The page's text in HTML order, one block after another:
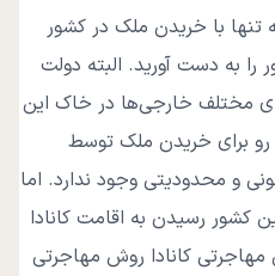
تنها با خریدن ملک در کشور
را به دست آورید. البته دولت
مختلف خارجی‌ها در خاک این
برای خریدن ملک توسط
و محدودیتی وجود ندارد. اما
کشور رسیدن به اقامت کانادا
کانادا روش مهاجرتی